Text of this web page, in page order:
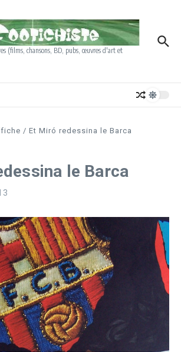
(films, chansons, BD, pubs, œuvres d'art et
/ Et Miró redessina le Barca
le Barca